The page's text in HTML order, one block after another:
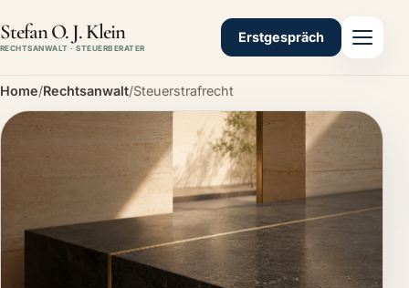
Stefan O. J. Klein
RECHTSANWALT · STEUERBERATER
Erstgespräch
Home/Rechtsanwalt/Steuerstrafrecht